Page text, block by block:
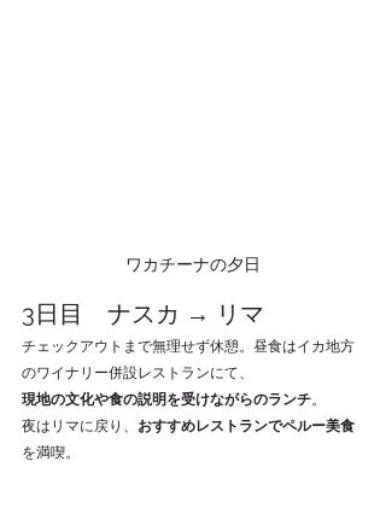
ワカチーナの夕日
3日目　ナスカ → リマ
チェックアウトまで無理せず休憩。昼食はイカ地方
のワイナリー併設レストランにて、
現地の文化や食の説明を受けながらのランチ。
夜はリマに戻り、 おすすめレストランでペルー美食
を満喫。